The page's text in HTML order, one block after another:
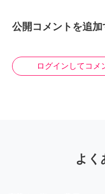
kabongo
公開コメントを追加
ログインしてコメ
よく